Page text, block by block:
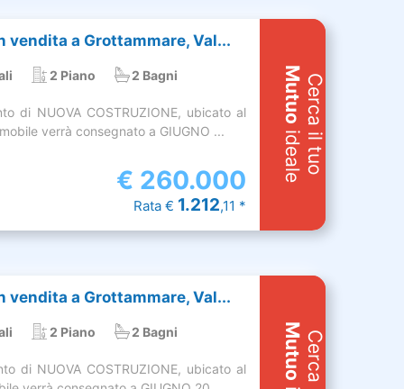
vendita a Grottammare, Val...
2 Piano 2 Bagni
di NUOVA COSTRUZIONE, ubicato al
verrà consegnato a GIUGNO ...
€ 260.000
Rata € 1.212,11 *
Cerca il tuo
Mutuo
ideale
vendita a Grottammare, Val...
2 Piano 2 Bagni
di NUOVA COSTRUZIONE, ubicato al
Mutuo